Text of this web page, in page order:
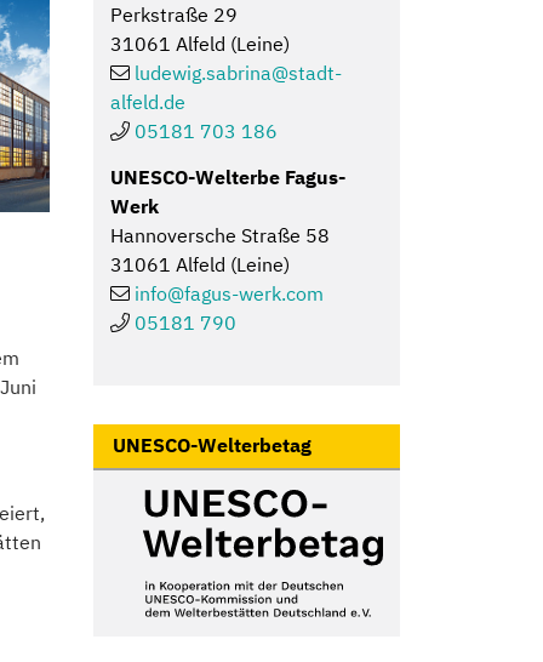
Perkstraße 29
31061 Alfeld (Leine)
ludewig.sabrina@stadt-
alfeld.de
05181 703 186
UNESCO-Welterbe Fagus-
Werk
Hannoversche Straße 58
31061 Alfeld (Leine)
info@fagus-werk.com
05181 790
UNESCO-Welterbetag